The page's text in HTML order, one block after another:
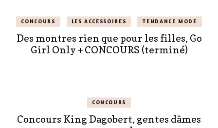
CONCOURS LES ACCESSOIRES TENDANCE MODE
Des montres rien que pour les filles, Go
Girl Only + CONCOURS (terminé)
CONCOURS
Concours King Dagobert, gentes dâmes